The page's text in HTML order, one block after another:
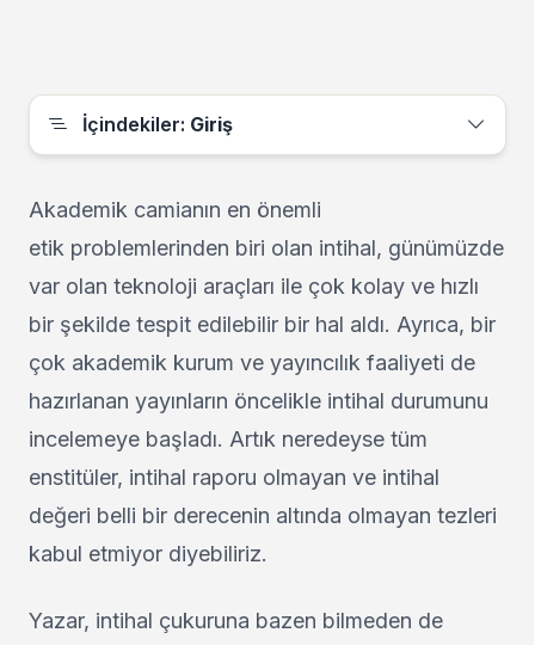
İçindekiler: Giriş
Akademik camianın en önemli
etik problemlerinden biri olan intihal, günümüzde
var olan teknoloji araçları ile çok kolay ve hızlı
bir şekilde tespit edilebilir bir hal aldı. Ayrıca, bir
çok akademik kurum ve yayıncılık faaliyeti de
hazırlanan yayınların öncelikle intihal durumunu
incelemeye başladı. Artık neredeyse tüm
enstitüler, intihal raporu olmayan ve intihal
değeri belli bir derecenin altında olmayan tezleri
kabul etmiyor diyebiliriz.
Yazar, intihal çukuruna bazen bilmeden de